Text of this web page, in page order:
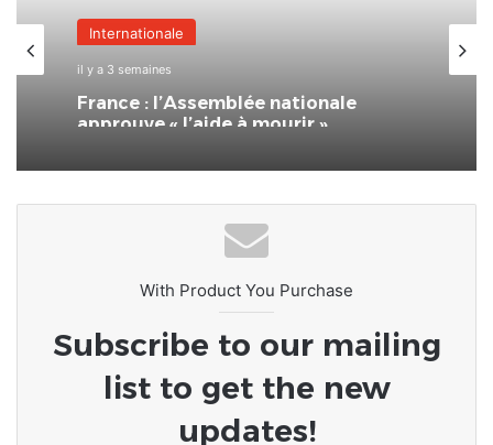
Internationale
il y a 3 semaines
France : l’Assemblée nationale
approuve « l’aide à mourir »
With Product You Purchase
Subscribe to our mailing
list to get the new
updates!